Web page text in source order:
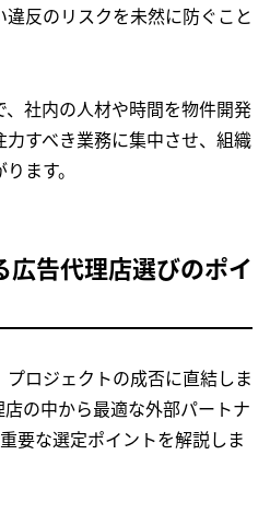
反のリスクを未然に防ぐこと
社内の人材や時間を物件開発
すべき業務に集中させ、組織
ます。
告代理店選びのポイ
ロジェクトの成否に直結しま
の中から最適な外部パートナ
要な選定ポイントを解説しま